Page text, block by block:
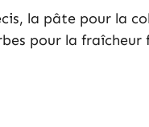
la pâte pour la
pour la